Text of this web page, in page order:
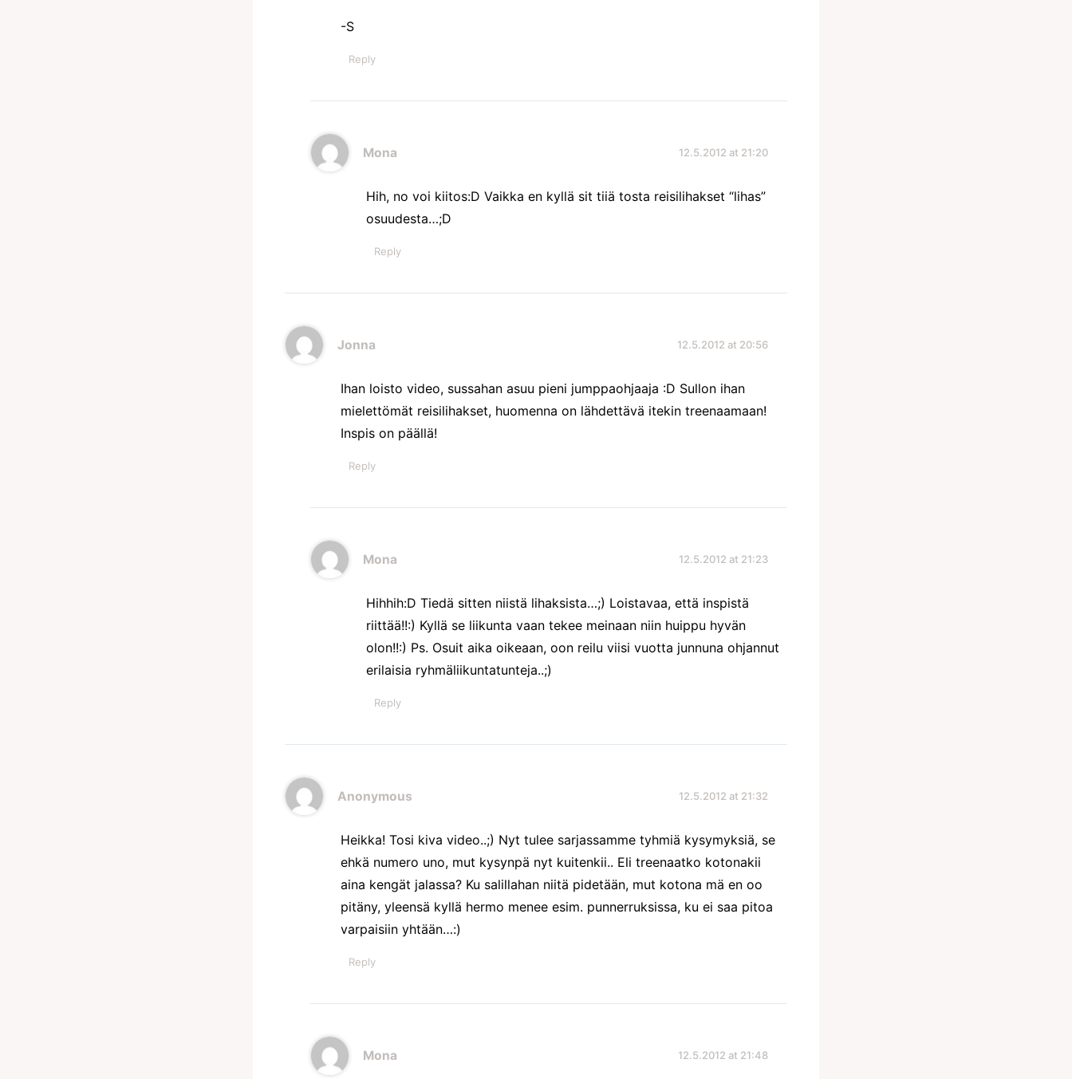
-S
Reply
Mona 12.5.2012 at 21:20
Hih, no voi kiitos:D Vaikka en kyllä sit tiiä tosta reisilihakset “lihas”
osuudesta…;D
Reply
Jonna 12.5.2012 at 20:56
Ihan loisto video, sussahan asuu pieni jumppaohjaaja :D Sullon ihan
mielettömät reisilihakset, huomenna on lähdettävä itekin treenaamaan!
Inspis on päällä!
Reply
Mona 12.5.2012 at 21:23
Hihhih:D Tiedä sitten niistä lihaksista…;) Loistavaa, että inspistä
riittää!!:) Kyllä se liikunta vaan tekee meinaan niin huippu hyvän
olon!!:) Ps. Osuit aika oikeaan, oon reilu viisi vuotta junnuna ohjannut
erilaisia ryhmäliikuntatunteja..;)
Reply
Anonymous 12.5.2012 at 21:32
Heikka! Tosi kiva video..;) Nyt tulee sarjassamme tyhmiä kysymyksiä, se
ehkä numero uno, mut kysynpä nyt kuitenkii.. Eli treenaatko kotonakii
aina kengät jalassa? Ku salillahan niitä pidetään, mut kotona mä en oo
pitäny, yleensä kyllä hermo menee esim. punnerruksissa, ku ei saa pitoa
varpaisiin yhtään…:)
Reply
Mona 12.5.2012 at 21:48